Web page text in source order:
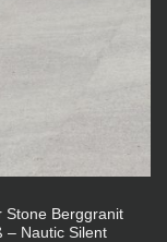
Stone Berggranit
– Nautic Silent